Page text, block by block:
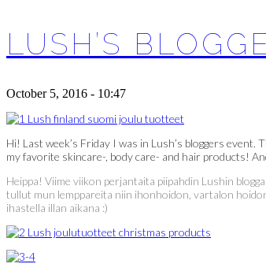
LUSH’S
October 5, 2016 - 10:47
Hi! Last week’s Friday I was in Lush’s bloggers
my favorite skincare-, body care- and hair products!
Heippa! Viime viikon perjantaita piipahdin Lushin
tullut mun lemppareita niin ihonhoidon, vartalon
ihastella illan aikana :)